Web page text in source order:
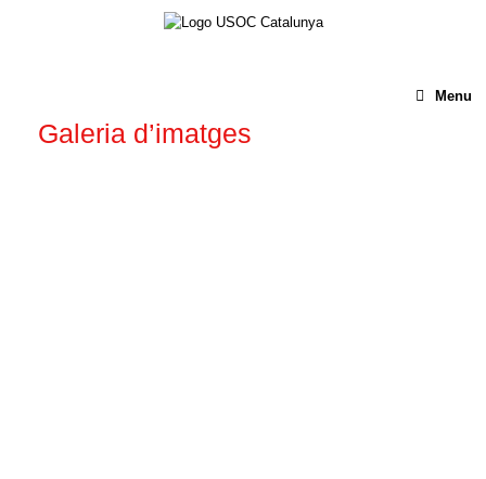
Menu
Galeria d’imatges